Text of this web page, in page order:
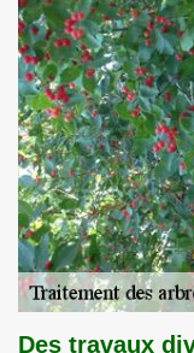
Des travaux